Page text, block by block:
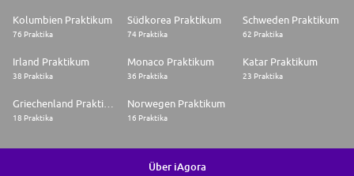
Kolumbien Praktikum
76 Praktika
Südkorea Praktikum
74 Praktika
Schweden Praktikum
62 Praktika
Irland Praktikum
38 Praktika
Monaco Praktikum
36 Praktika
Katar Praktikum
23 Praktika
18 Praktika
Norwegen Praktikum
16 Praktika
Über iAgora